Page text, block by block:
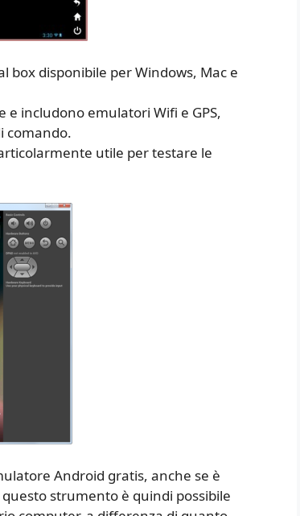
disponibile per Windows, Mac e
includono emulatori Wifi e GPS,
comando.
utile per testare le
Android gratis, anche se è
strumento è quindi possibile